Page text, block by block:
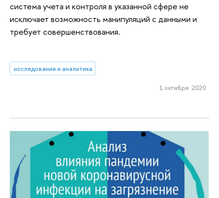
система учета и контроля в указанной сфере не
исключает возможность манипуляций с данными и
требует совершенствования.
исследования и аналитика
1 октября 2020